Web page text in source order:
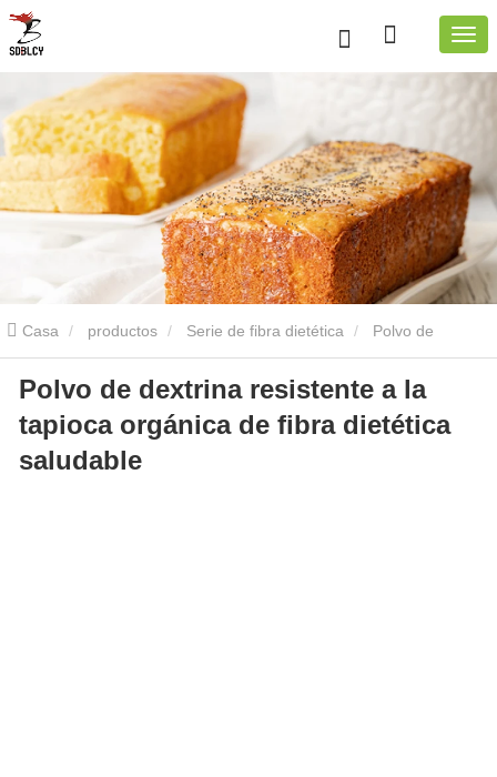
Casa productos Serie de fibra dietética Polvo de
dextrina resistente Polvo de dextrina resistente a la tapioca
orgánica Polvo de dextrina resistente a la tapioca orgánica de
Polvo de dextrina resistente a la
tapioca orgánica de fibra dietética
saludable